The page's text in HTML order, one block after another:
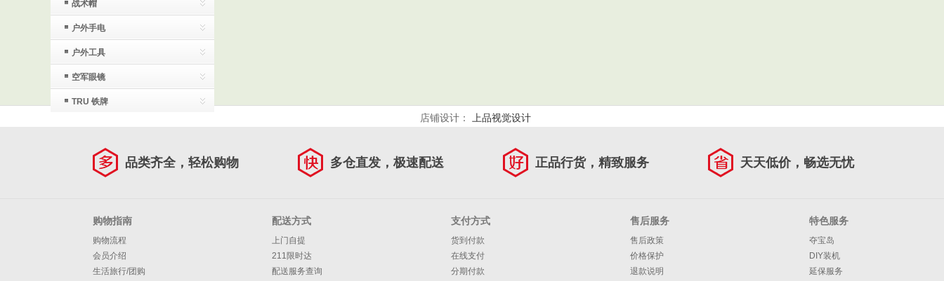
战术帽
户外手电
户外工具
空军眼镜
TRU 铁牌
店铺设计： 上品视觉设计
品类齐全，轻松购物 多仓直发，极速配送 正品行货，精致服务 天天低价，畅选无忧
购物指南
购物流程
会员介绍
生活旅行/团购
配送方式
上门自提
211限时达
配送服务查询
支付方式
货到付款
在线支付
分期付款
售后服务
售后政策
价格保护
退款说明
特色服务
夺宝岛
DIY装机
延保服务